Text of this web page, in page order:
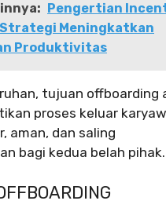
Pengertian
Strategi Meningkatkan
Produktivitas
tujuan offboarding
proses keluar
aman, dan saling
bagi kedua belah pihak.